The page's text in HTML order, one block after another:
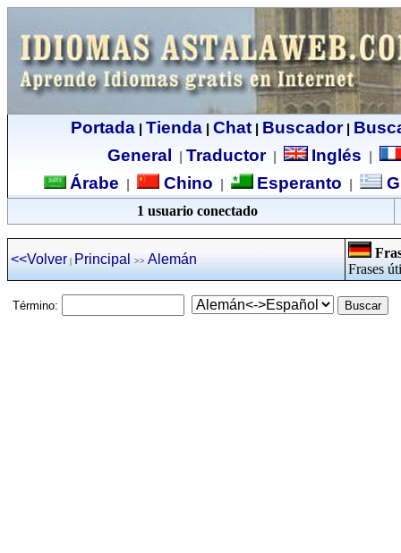
Portada| Tienda| Chat| Buscador|
General
Traductor| Inglés
Árabe Chino Esperanto
1 usuario conectado
<<Volver | Principal >> Alemán
Frases
Término: